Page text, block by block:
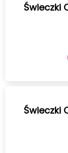
Świeczki
Świeczki